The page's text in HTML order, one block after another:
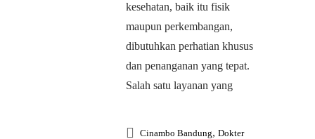
kesehatan, baik itu fisik
maupun perkembangan,
dibutuhkan perhatian khusus
dan penanganan yang tepat.
Salah satu layanan yang
Cinambo Bandung, Dokter